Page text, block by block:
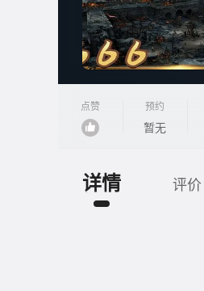
点赞 预约
暂无
详情 评价